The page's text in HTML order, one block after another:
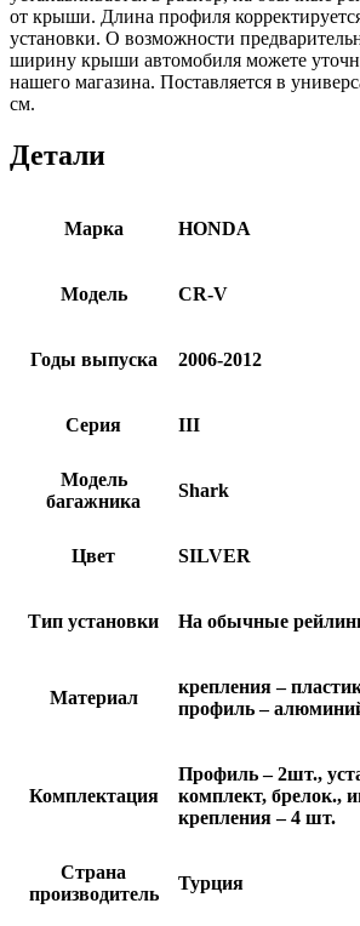
от крыши. Длина профиля
установки. О возможности
ширину крыши автомобиля можете
нашего магазина. Поставляется в
см.
Детали
Марка HONDA
Модель CR-V
Годы выпуска 2006-2012
Серия III
Модель
багажника
Shark
Цвет SILVER
Тип установки На обычные
Материал
крепления –
профиль –
Комплектация
Профиль – 2шт.,
комплект, брелок.,
крепления – 4 шт.
Страна
производитель
Турция